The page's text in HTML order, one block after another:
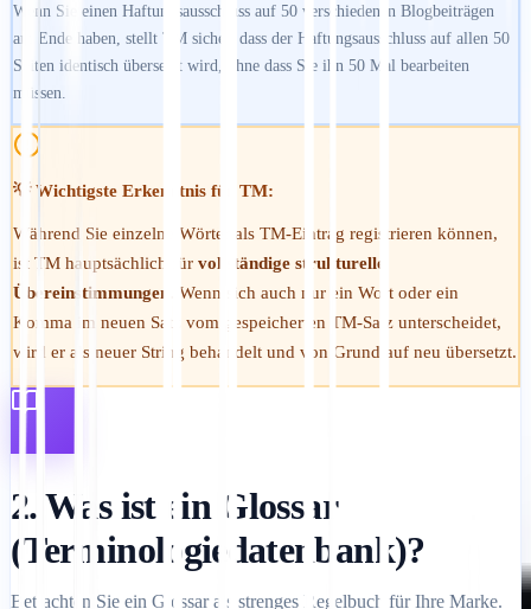
Wenn Sie einen Haftungsausschluss auf 50 verschiedenen Blogbeiträgen
am Ende haben, stellt TM sicher, dass der Haftungsausschluss auf allen 50
Seiten identisch übersetzt wird, ohne dass Sie ihn 50 Mal bearbeiten
müssen.
💡 Wichtigste Erkenntnis für TM:
Während Sie einzelne Wörter als TM-Eintrag registrieren können,
ist TM hauptsächlich für vollständige strukturelle
Übereinstimmungen
. Wenn sich auch nur ein Wort oder ein
Komma im neuen Satz vom gespeicherten TM-Satz unterscheidet,
wird er als neuer String behandelt und von Grund auf neu übersetzt.
2. Was ist ein Glossar
(Terminologiedatenbank)?
Betrachten Sie ein Glossar als strenges Regelbuch für Ihre Marke.